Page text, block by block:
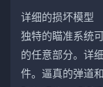
详细的损坏模型
独特的瞄准系统
的任意部分。详
件。逼真的弹道